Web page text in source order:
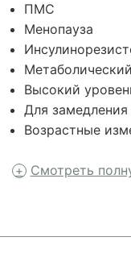
ПМС
Менопауза
Высокий
Для
Возрастные
Смотреть